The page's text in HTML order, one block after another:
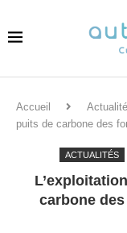
Accueil
puits de carbone des
ACTUALITÉS
carbone